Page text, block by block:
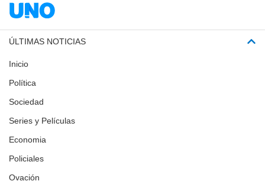
ÚLTIMAS NOTICIAS
Inicio
Política
Sociedad
Series y Películas
Economia
Policiales
Ovación